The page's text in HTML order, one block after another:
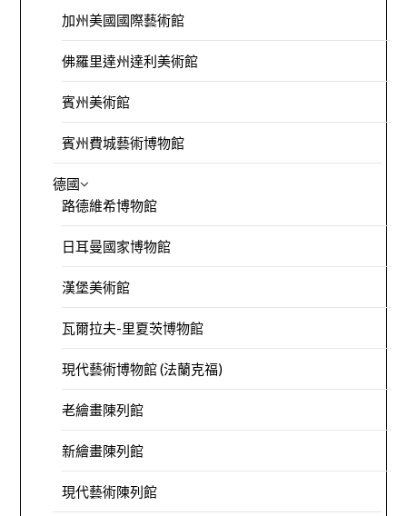
加州美國國際藝術館
佛羅里達州達利美術館
賓州美術館
賓州費城藝術博物館
德國
路德維希博物館
日耳曼國家博物館
漢堡美術館
瓦爾拉夫-里夏茨博物館
現代藝術博物館 (法蘭克福)
老繪畫陳列館
新繪畫陳列館
現代藝術陳列館